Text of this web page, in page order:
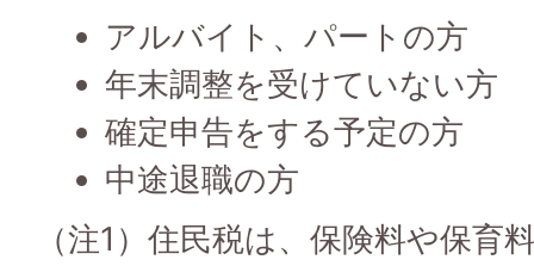
アルバイト、パートの方
年末調整を受けていない方
確定申告をする予定の方
中途退職の方
（注1）住民税は、保険料や保育